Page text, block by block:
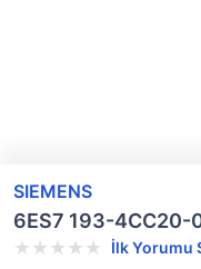
SIEMENS
6ES7 193-4CC20-
İlk Yorumu